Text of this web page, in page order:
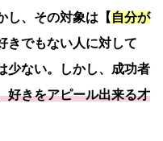
し、その対象は【 自分が
きでもない人に対して
少ない。しかし、成功者
好きをアピール出来る才